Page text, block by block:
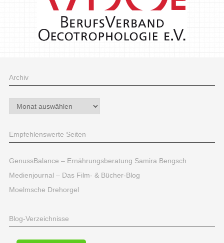
Archiv
Archiv
Empfehlenswerte Seiten
GenussBalance – Ernährungsberatung Samira Bengsch
Medienjournal – Das Film- & Bücher-Blog
Moelmsche Drehorgel
Blog-Verzeichnisse